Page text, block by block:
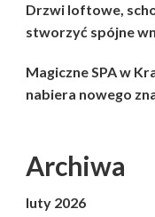
Drzwi loftowe,
stworzyć spójne
Magiczne SPA w
nabiera nowego
Archiwa
luty 2026